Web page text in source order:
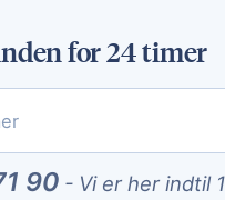
for 24 timer
90 - Vi er her indtil